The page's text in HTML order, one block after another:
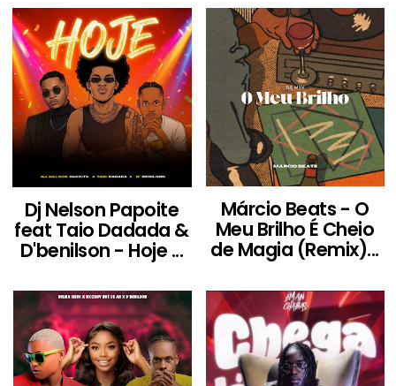
Dj Nelson Papoite
feat Taio Dadada &
D'benilson - Hoje ...
Márcio Beats - O
Meu Brilho É Cheio
de Magia (Remix)...